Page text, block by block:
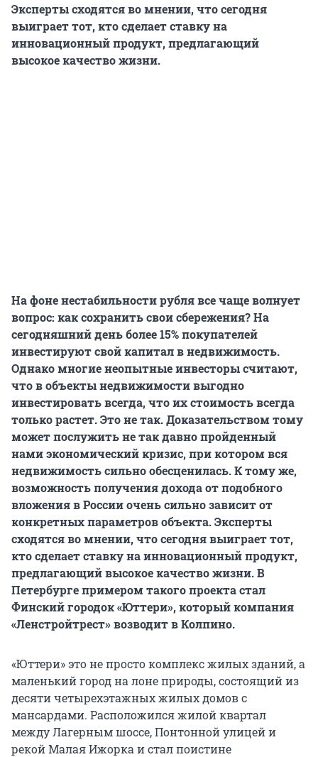
Эксперты сходятся во мнении, что сегодня
выиграет тот, кто сделает ставку на
инновационный продукт, предлагающий
высокое качество жизни.
На фоне нестабильности рубля все чаще волнует
вопрос: как сохранить свои сбережения? На
сегодняшний день более 15% покупателей
инвестируют свой капитал в недвижимость.
Однако многие неопытные инвесторы считают,
что в объекты недвижимости выгодно
инвестировать всегда, что их стоимость всегда
только растет. Это не так. Доказательством тому
может послужить не так давно пройденный
нами экономический кризис, при котором вся
недвижимость сильно обесценилась. К тому же,
возможность получения дохода от подобного
вложения в России очень сильно зависит от
конкретных параметров объекта. Эксперты
сходятся во мнении, что сегодня выиграет тот,
кто сделает ставку на инновационный продукт,
предлагающий высокое качество жизни. В
Петербурге примером такого проекта стал
Финский городок «Юттери», который компания
«Ленстройтрест» возводит в Колпино.
«Юттери» это не просто комплекс жилых зданий, а
маленький город на лоне природы, состоящий из
десяти четырехэтажных жилых домов с
мансардами. Расположился жилой квартал
между Лагерным шоссе, Понтонной улицей и
рекой Малая Ижорка и стал поистине